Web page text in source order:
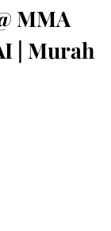
MMA
| Murah